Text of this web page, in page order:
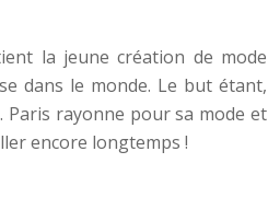
la jeune création de mode
dans le monde. Le but étant,
Paris rayonne pour sa mode et
encore longtemps !